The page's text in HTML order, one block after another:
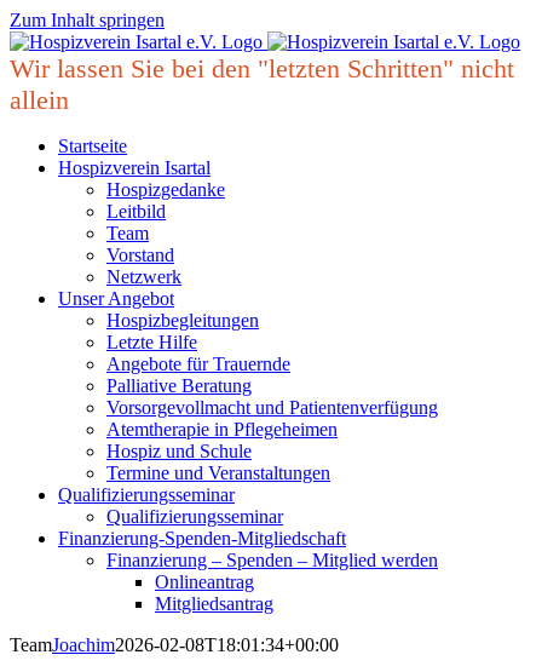
Zum Inhalt springen
Wir lassen Sie bei den "letzten Schritten" nicht
allein
Startseite
Hospizverein Isartal
Hospizgedanke
Leitbild
Team
Vorstand
Netzwerk
Unser Angebot
Hospizbegleitungen
Letzte Hilfe
Angebote für Trauernde
Palliative Beratung
Vorsorgevollmacht und Patientenverfügung
Atemtherapie in Pflegeheimen
Hospiz und Schule
Termine und Veranstaltungen
Qualifizierungsseminar
Qualifizierungsseminar
Finanzierung-Spenden-Mitgliedschaft
Finanzierung – Spenden – Mitglied werden
Onlineantrag
Mitgliedsantrag
TeamJoachim2026-02-08T18:01:34+00:00